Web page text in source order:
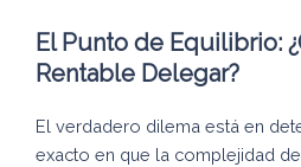
El Punto de Equilibrio:
Rentable Delegar?
El verdadero dilema está en
exacto en que la complejidad